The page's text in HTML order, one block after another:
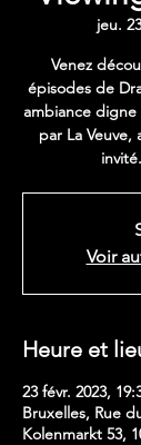
jeu.
Venez
épisodes de
ambiance
par La Veuve,
Voir
Heure et
23 févr. 2023,
Bruxelles, Rue
Kolenmarkt 53,